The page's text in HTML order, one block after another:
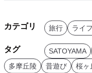
カテゴリ 旅行 ライ
タグ SATOYAMA
多摩丘陵
昔遊び 桜ヶ